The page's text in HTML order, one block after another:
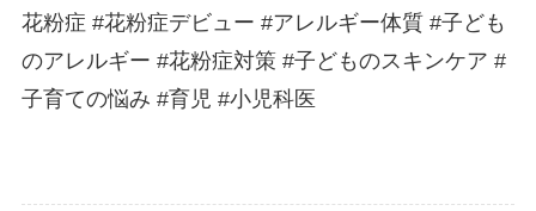
花粉症 #花粉症デビュー #アレルギー体質 #子ども
のアレルギー #花粉症対策 #子どものスキンケア #
子育ての悩み #育児 #小児科医